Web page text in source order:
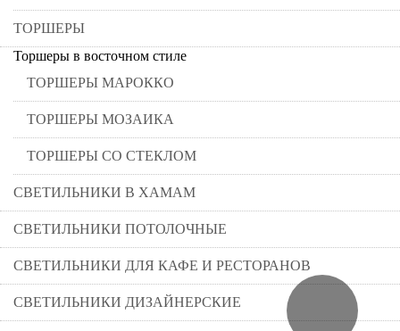
ТОРШЕРЫ
Торшеры в восточном стиле
ТОРШЕРЫ МАРОККО
ТОРШЕРЫ МОЗАИКА
ТОРШЕРЫ СО СТЕКЛОМ
СВЕТИЛЬНИКИ В ХАМАМ
СВЕТИЛЬНИКИ ПОТОЛОЧНЫЕ
СВЕТИЛЬНИКИ ДЛЯ КАФЕ И РЕСТОРАНОВ
СВЕТИЛЬНИКИ ДИЗАЙНЕРСКИЕ